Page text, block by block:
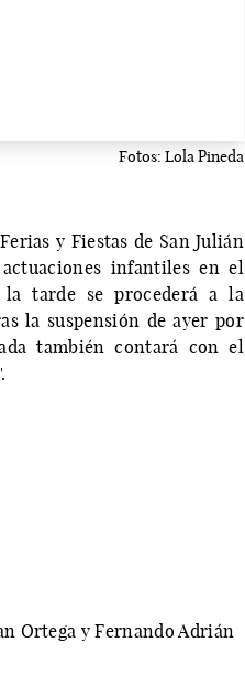
Fotos: Lola Pineda
y Fiestas de San Julián
infantiles en el
la tarde se procederá a la
la suspensión de ayer por
también contará con el
Ortega y Fernando Adrián